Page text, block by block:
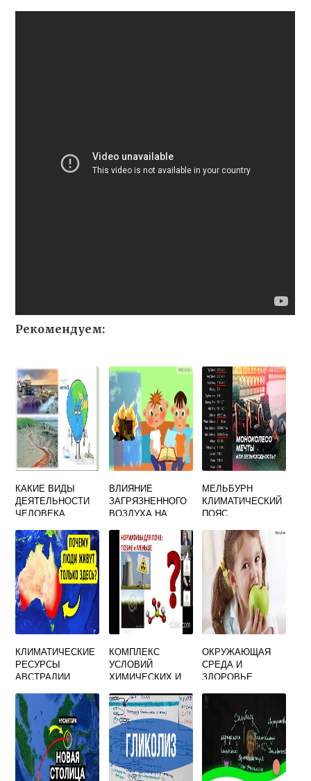
Рекомендуем:
КАКИЕ ВИДЫ
ДЕЯТЕЛЬНОСТИ
ЧЕЛОВЕКА
ИЗМЕНЕНИЮ В
ЭКОСИСТЕМАХ
ВЫВОД КРАТКО
СДЕЛАЙТЕ
ВЛИЯНИЕ
ЗАГРЯЗНЕННОГО
ВОЗДУХА НА
МЕЛЬБУРН
КЛИМАТИЧЕСКИЙ
ПОЯС
КЛИМАТИЧЕСКИЕ
РЕСУРСЫ
АВСТРАЛИИ
КОМПЛЕКС
УСЛОВИЙ
ХИМИЧЕСКИХ И
ОКРУЖАЮЩЕЙ
СРЕДЫ
ВЛИЯЮЩИХ НА
ЖИВОЙ
ОРГАНИЗМ
ОКРУЖАЮЩАЯ
СРЕДА И
ЗДОРОВЬЕ